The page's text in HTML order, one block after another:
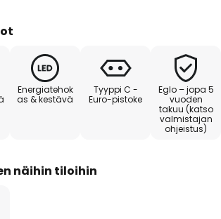
Energiatehok
as & kestävä
Tyyppi C -
Euro-pistoke
Eglo – jopa 5
vuoden
takuu (katso
valmistajan
ohjeistus)
näihin tiloihin